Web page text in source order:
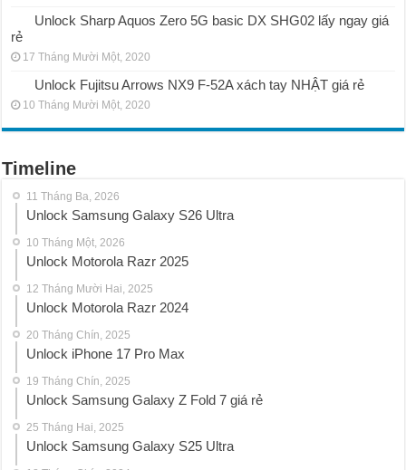
Unlock Sharp Aquos Zero 5G basic DX SHG02 lấy ngay giá
rẻ
17 Tháng Mười Một, 2020
Unlock Fujitsu Arrows NX9 F-52A xách tay NHẬT giá rẻ
10 Tháng Mười Một, 2020
Timeline
11 Tháng Ba, 2026
Unlock Samsung Galaxy S26 Ultra
10 Tháng Một, 2026
Unlock Motorola Razr 2025
12 Tháng Mười Hai, 2025
Unlock Motorola Razr 2024
20 Tháng Chín, 2025
Unlock iPhone 17 Pro Max
19 Tháng Chín, 2025
Unlock Samsung Galaxy Z Fold 7 giá rẻ
25 Tháng Hai, 2025
Unlock Samsung Galaxy S25 Ultra